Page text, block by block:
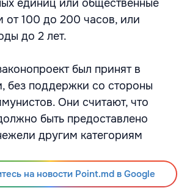
единиц или общественные
от 100 до 200 часов, или
до 2 лет.
был принят в
без поддержки со стороны
Они считают, что
быть предоставлено
другим категориям
на новости Point.md в Google